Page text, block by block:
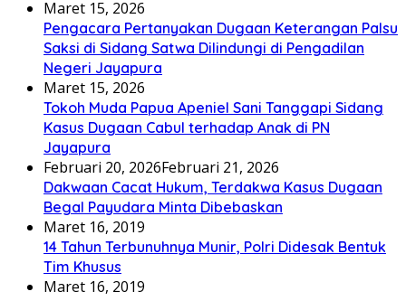
Maret 15, 2026
Pengacara Pertanyakan Dugaan Keterangan Palsu
Saksi di Sidang Satwa Dilindungi di Pengadilan
Negeri Jayapura
Maret 15, 2026
Tokoh Muda Papua Apeniel Sani Tanggapi Sidang
Kasus Dugaan Cabul terhadap Anak di PN
Jayapura
Februari 20, 2026Februari 21, 2026
Dakwaan Cacat Hukum, Terdakwa Kasus Dugaan
Begal Payudara Minta Dibebaskan
Maret 16, 2019
14 Tahun Terbunuhnya Munir, Polri Didesak Bentuk
Tim Khusus
Maret 16, 2019